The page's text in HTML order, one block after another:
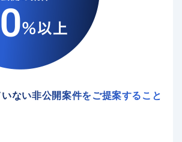
ない非公開案件をご提案すること